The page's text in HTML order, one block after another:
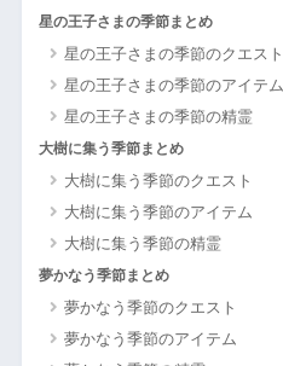
星の王子さまの季節まとめ
星の王子さまの季節のクエスト
星の王子さまの季節のアイテム
星の王子さまの季節の精霊
大樹に集う季節まとめ
大樹に集う季節のクエスト
大樹に集う季節のアイテム
大樹に集う季節の精霊
夢かなう季節まとめ
夢かなう季節のクエスト
夢かなう季節のアイテム